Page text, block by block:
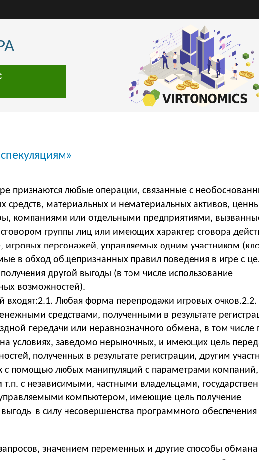
признаются любые операции, связанные с
материальных и нематериальных активов,
компаниями или отдельными предприятиями,
группы лиц или имеющих характер сговора
персонажей, управляемых одним участником
в обход общепризнанных правил поведения в игре с
другой выгоды (в том числе использование
возможностей).
входят:2.1. Любая форма перепродажи игровых очков.2.2.
средствами, полученными в результате
передачи или неравнозначного обмена, в том числе
условиях, заведомо нерыночных, и имеющих цель
полученных в результате регистрации, другим
с помощью любых манипуляций с параметрами компаний,
т.п. с независимыми, частными владельцами,
компьютером, имеющие цель получение
в силу несовершенства программного обеспечения
значением переменных и другие способы обмана